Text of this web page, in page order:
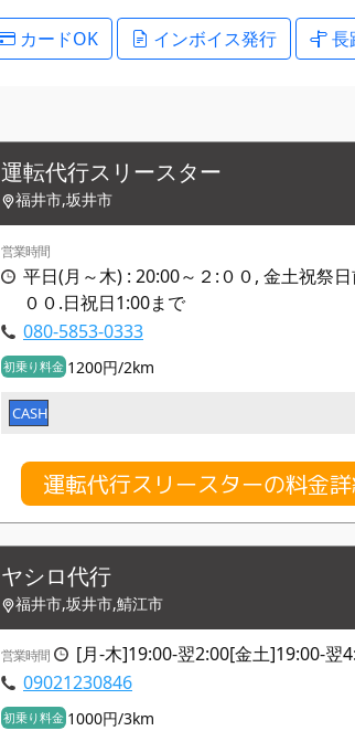
カードOK インボイス発行 長
運転代行スリースター
福井市,坂井市
営業時間
平日(月～木) : 20:00～２:００, 金土祝祭
００.日祝日1:00まで
080-5853-0333
初乗り料金 1200円/2km
CASH
運転代行スリースターの料金
ヤシロ代行
福井市,坂井市,鯖江市
営業時間
[月-木]19:00-翌2:00[金土]19:00-翌
09021230846
初乗り料金 1000円/3km